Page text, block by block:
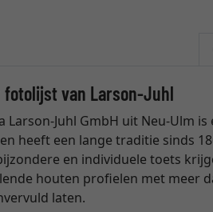
fotolijst van Larson-Juhl
Larson-Juhl GmbH uit Neu-Ulm
heeft een lange traditie sinds
en individuele toets
houten profielen met meer
laten.